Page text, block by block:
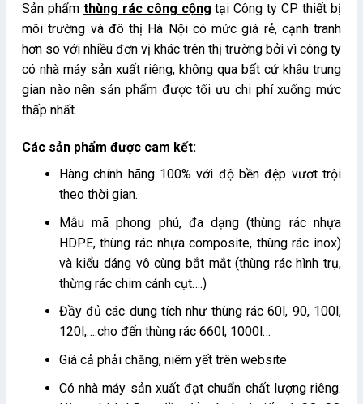
Sản phẩm thùng rác công cộng tại Công ty CP thiết bị
môi trường và đô thị Hà Nội có mức giá rẻ, cạnh tranh
hơn so với nhiều đơn vị khác trên thị trường bởi vì công ty
có nhà máy sản xuất riêng, không qua bất cứ khâu trung
gian nào nên sản phẩm được tối ưu chi phí xuống mức
thấp nhất.
Các sản phẩm được cam kết:
Hàng chính hãng 100% với độ bền đệp vượt trội
theo thời gian.
Mẫu mã phong phú, đa dạng (thùng rác nhựa
HDPE, thùng rác nhựa composite, thùng rác inox)
và kiểu dáng vô cùng bắt mắt (thùng rác hình trụ,
thừng rác chim cánh cụt….)
Đầy đủ các dung tích như thùng rác 60l, 90, 100l,
120l,….cho đến thùng rác 660l, 1000l…
Giá cả phải chăng, niêm yết trên website
Có nhà máy sản xuất đạt chuẩn chất lượng riêng.